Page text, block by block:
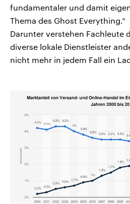
fundamentaler und damit
Thema des Ghost Everything.“
Darunter verstehen Fachleute
diverse lokale Dienstleister
nicht mehr in jedem Fall ein